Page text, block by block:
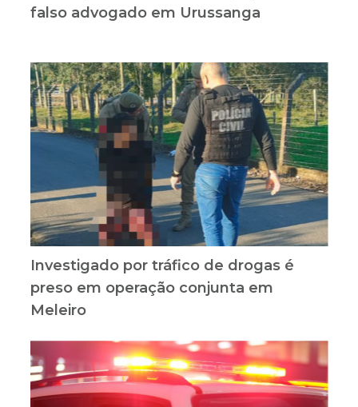
falso advogado em Urussanga
Investigado por tráfico de drogas é
preso em operação conjunta em
Meleiro